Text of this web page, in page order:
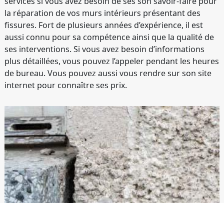
la réparation de vos murs intérieurs présentant des
fissures. Fort de plusieurs années d’expérience, il est
aussi connu pour sa compétence ainsi que la qualité de
ses interventions. Si vous avez besoin d’informations
plus détaillées, vous pouvez l’appeler pendant les heures
de bureau. Vous pouvez aussi vous rendre sur son site
internet pour connaître ses prix.